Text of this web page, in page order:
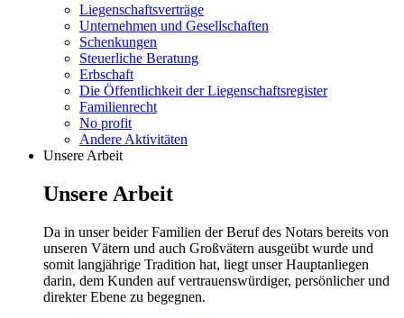
Liegenschaftsverträge
Unternehmen und Gesellschaften
Schenkungen
Steuerliche Beratung
Erbschaft
Die Öffentlichkeit der Liegenschaftsregister
Familienrecht
No profit
Andere Aktivitäten
Unsere Arbeit
Unsere Arbeit
Da in unser beider Familien der Beruf des Notars bereits von
unseren Vätern und auch Großvätern ausgeübt wurde und
somit langjährige Tradition hat, liegt unser Hauptanliegen
darin, dem Kunden auf vertrauenswürdiger, persönlicher und
direkter Ebene zu begegnen.